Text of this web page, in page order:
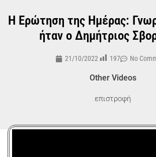
Η Ερώτηση της Ημέρας:
ήταν ο Δημήτριος
21/10/2022 197 No
Other Videos
επιστροφή